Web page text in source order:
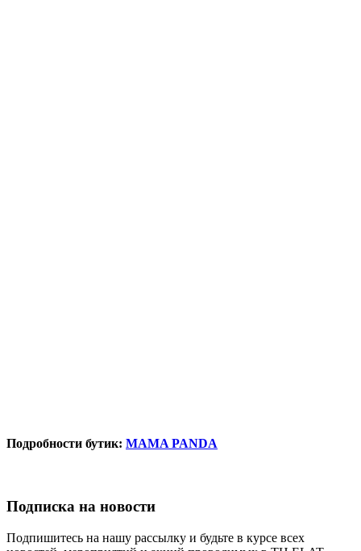
Подробности бутик: MAMA PANDA
Подписка на новости
Подпишитесь на нашу рассылку и будьте в курсе всех